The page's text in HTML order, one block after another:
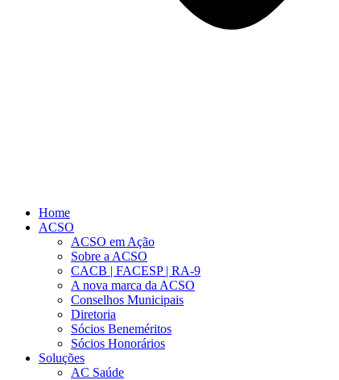
Home
ACSO
ACSO em Ação
Sobre a ACSO
CACB | FACESP | RA-9
A nova marca da ACSO
Conselhos Municipais
Diretoria
Sócios Beneméritos
Sócios Honorários
Soluções
AC Saúde